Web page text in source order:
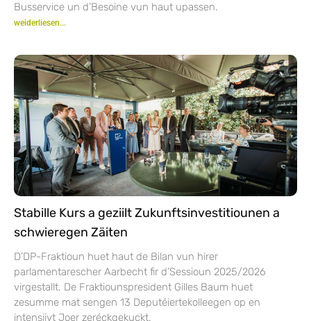
Busservice un d’Besoine vun haut upassen.
weiderliesen...
Stabille Kurs a geziilt Zukunftsinvestitiounen a
schwieregen Zäiten
D’DP-Fraktioun huet haut de Bilan vun hirer
parlamentarescher Aarbecht fir d’Sessioun 2025/2026
virgestallt. De Fraktiounspresident Gilles Baum huet
zesumme mat sengen 13 Deputéiertekolleegen op en
intensiivt Joer zeréckgekuckt.